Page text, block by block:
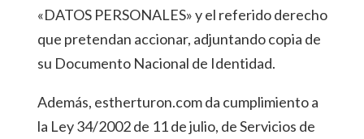
«DATOS PERSONALES» y el referido derecho
que pretendan accionar, adjuntando copia de
su Documento Nacional de Identidad.
Además, estherturon.com da cumplimiento a
la Ley 34/2002 de 11 de julio, de Servicios de